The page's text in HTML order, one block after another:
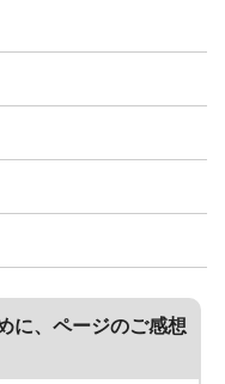
に、ページのご感想